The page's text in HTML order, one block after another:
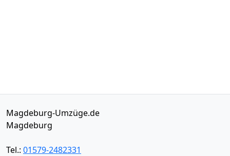
Magdeburg-Umzüge.de
Magdeburg
Tel.: 01579-2482331